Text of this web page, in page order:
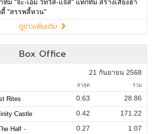
ม "จ๊ะ-เอม วิทวัส-แจ๊ส" แท็กทีม สร้างเสียงฮา
"สรรพลี้หวน"
ดูข่าวเพิ่มเติม
Box Office
21 กันยายน 2568
ล่าสุด รวม
Rites 0.63
28.86
Castle 0.42
171.22
Half -
0.27 1.07